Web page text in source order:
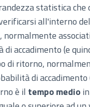
statistica che
all'interno
accadimento (e
di ritorno,
di
è il tempo medio